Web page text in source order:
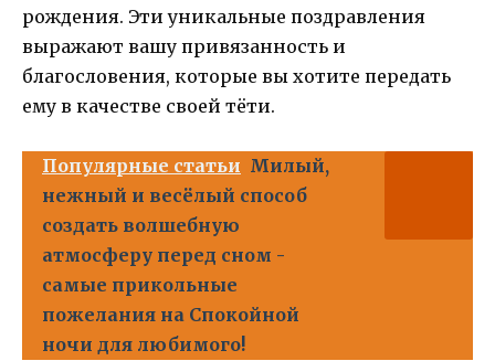
рождения. Эти уникальные поздравления
выражают вашу привязанность и
благословения, которые вы хотите передать
ему в качестве своей тёти.
Популярные статьи Милый,
нежный и весёлый способ
создать волшебную
атмосферу перед сном -
самые прикольные
пожелания на Спокойной
ночи для любимого!